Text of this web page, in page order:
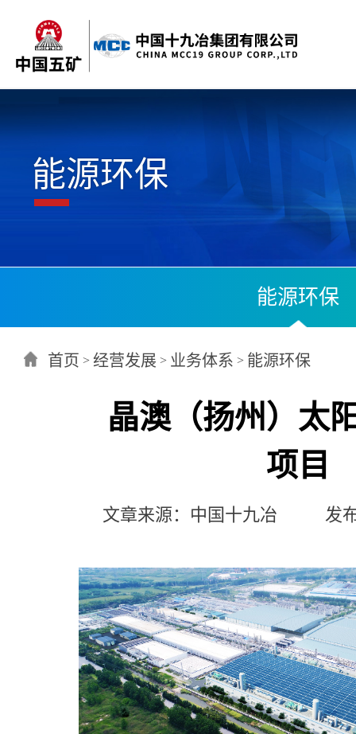
能源环保
能源环保
首页 > 经营发展 > 业务体系 > 能源环保
晶澳（扬州）太
项目
文章来源：中国十九冶 发布